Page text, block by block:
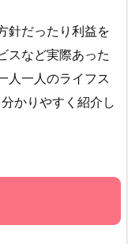
針だったり利益を
スなど実際あった
人一人のライフス
かりやすく紹介し